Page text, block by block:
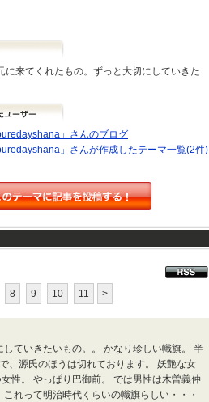
に来てくれたもの。ずっと大切にしていきた
」さんのブログ
」さんが作成したテーマ一覧(2件)
8 9 10 11 >
ていきたいもの。。 かなり珍しい幟旗。 半
、源氏のほうは切れております。 妖艶な女
性。 やっぱり巴御前。 では男性は木曽義仲
れって明治時代くらいの幟旗らしい・・・